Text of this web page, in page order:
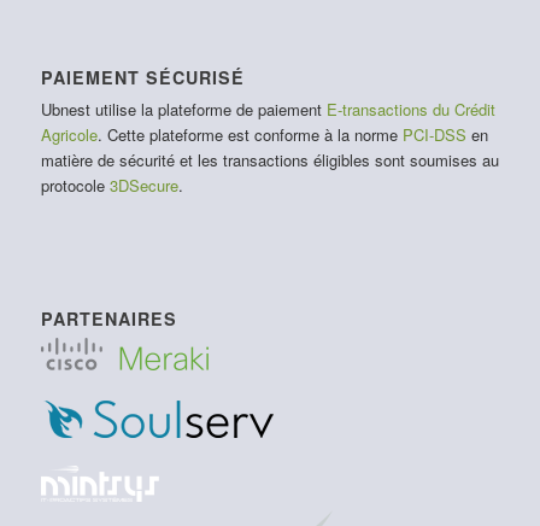
PAIEMENT SÉCURISÉ
Ubnest utilise la plateforme de paiement E-transactions du Crédit
Agricole. Cette plateforme est conforme à la norme PCI-DSS en
matière de sécurité et les transactions éligibles sont soumises au
protocole 3DSecure.
PARTENAIRES